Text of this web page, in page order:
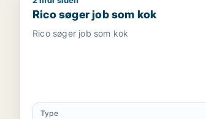
Rico søger job som kok
Rico søger job som kok
Type